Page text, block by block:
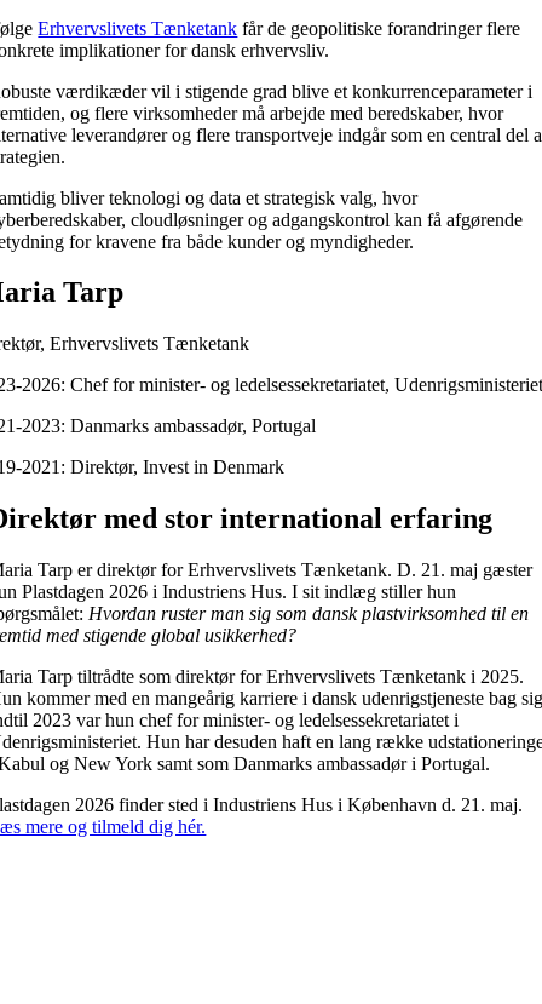
Erhvervslivets Tænketank får de geopolitiske forandringer flere
implikationer for dansk erhvervsliv.
værdikæder vil i stigende grad blive et konkurrenceparameter i
og flere virksomheder må arbejde med beredskaber, hvor
leverandører og flere transportveje indgår som en central del
bliver teknologi og data et strategisk valg, hvor
cloudløsninger og adgangskontrol kan få afgørende
for kravene fra både kunder og myndigheder.
Tarp
Erhvervslivets Tænketank
2026: Chef for minister- og ledelsessekretariatet,
2023: Danmarks ambassadør, Portugal
2021: Direktør, Invest in Denmark
med stor international erfaring
Tarp er direktør for Erhvervslivets Tænketank. D. 21. maj gæster
Plastdagen 2026 i Industriens Hus. I sit indlæg stiller hun
Hvordan ruster man sig som dansk plastvirksomhed til en
med stigende global usikkerhed?
Tarp tiltrådte som direktør for Erhvervslivets Tænketank i 2025.
kommer med en mangeårig karriere i dansk udenrigstjeneste bag
2023 var hun chef for minister- og ledelsessekretariatet i
Hun har desuden haft en lang række
og New York samt som Danmarks ambassadør i Portugal.
2026 finder sted i Industriens Hus i København d. 21. maj.
mere og tilmeld dig hér.